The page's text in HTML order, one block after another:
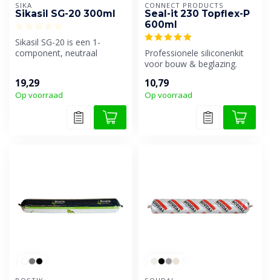
SIKA
Sikasil SG-20 300ml
Sikasil SG-20 is een 1-
component, neutraal
19,29
Op voorraad
CONNECT PRODUCTS
Seal-it 230 Topflex-P
600ml
Professionele siliconenkit
voor bouw & beglazing.
geschikt vo...
10,79
Op voorraad